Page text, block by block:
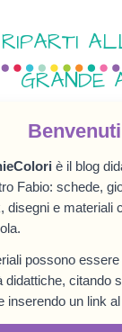
RIPARTI
GRANDE
Benvenuti
è il blog
Fabio: schede,
disegni e materiali
possono
didattiche, citando
inserendo un link